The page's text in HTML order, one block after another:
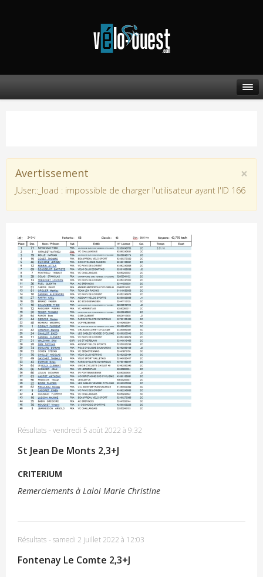
×
Avertissement
JUser::_load : impossible de charger l'utilisateur ayant l'ID 166
Résultats - vendredi 5 août 2022 à 9:32
St Jean De Monts 2,3+J
CRITERIUM
Remerciements à Laloi Marie Christine
Résultats - samedi 2 juillet 2022 à 12:03
Fontenay Le Comte 2,3+J